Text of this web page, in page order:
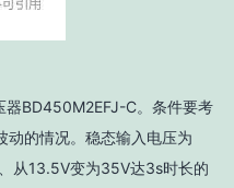
器BD450M2EFJ-C。条件要考
动的情况。稳态输入电压为
从13.5V变为35V达3s时长的